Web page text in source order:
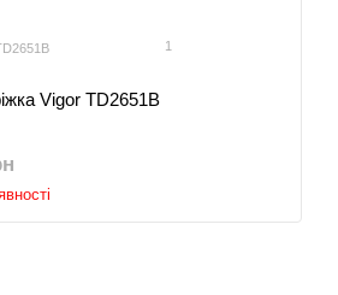
1
Vigor TD2651B